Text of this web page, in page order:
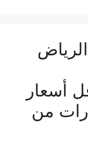
أقل أسعار
من